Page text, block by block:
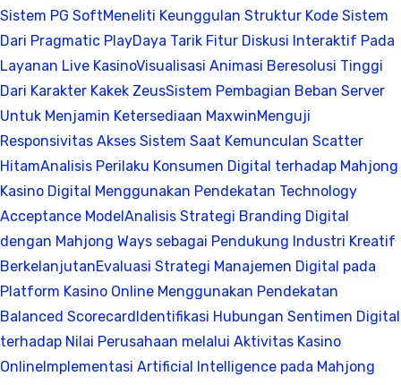
Sistem PG SoftMeneliti Keunggulan Struktur Kode Sistem
Dari Pragmatic PlayDaya Tarik Fitur Diskusi Interaktif Pada
Layanan Live KasinoVisualisasi Animasi Beresolusi Tinggi
Dari Karakter Kakek ZeusSistem Pembagian Beban Server
Untuk Menjamin Ketersediaan MaxwinMenguji
Responsivitas Akses Sistem Saat Kemunculan Scatter
HitamAnalisis Perilaku Konsumen Digital terhadap Mahjong
Kasino Digital Menggunakan Pendekatan Technology
Acceptance ModelAnalisis Strategi Branding Digital
dengan Mahjong Ways sebagai Pendukung Industri Kreatif
BerkelanjutanEvaluasi Strategi Manajemen Digital pada
Platform Kasino Online Menggunakan Pendekatan
Balanced ScorecardIdentifikasi Hubungan Sentimen Digital
terhadap Nilai Perusahaan melalui Aktivitas Kasino
OnlineImplementasi Artificial Intelligence pada Mahjong